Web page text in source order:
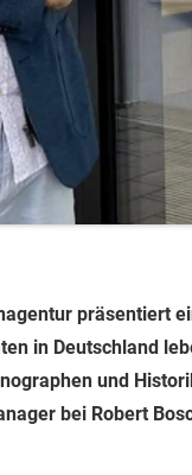
präsentiert
in Deutschland
und
bei Robert